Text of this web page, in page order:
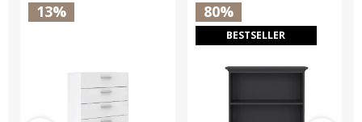
13% 80%
BESTSELLER